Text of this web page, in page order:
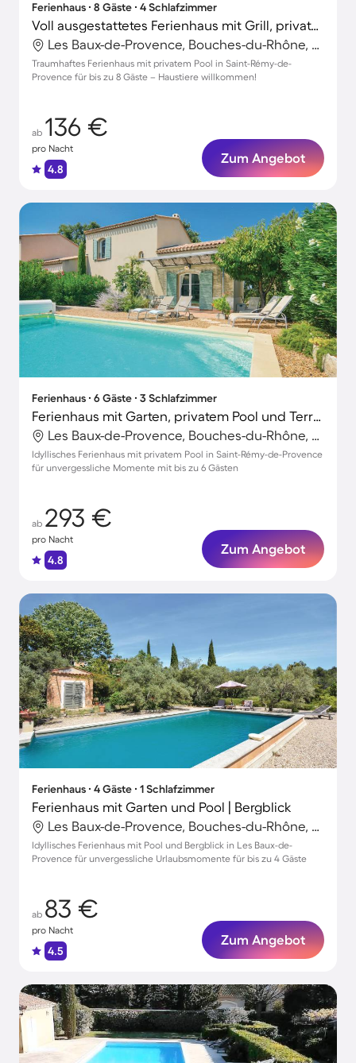
Ferienhaus ∙ 8 Gäste ∙ 4 Schlafzimmer
Voll ausgestattetes Ferienhaus mit Grill, privatem Pool und Terrasse | Haustiere sind willkommen
Les Baux-de-Provence, Bouches-du-Rhône, Frankreich
Traumhaftes Ferienhaus mit privatem Pool in Saint-Rémy-de-
Provence für bis zu 8 Gäste – Haustiere willkommen!
ab 136 €
pro Nacht
4.8
Zum Angebot
Ferienhaus ∙ 6 Gäste ∙ 3 Schlafzimmer
Ferienhaus mit Garten, privatem Pool und Terrasse
Les Baux-de-Provence, Bouches-du-Rhône, Frankreich
Idyllisches Ferienhaus mit privatem Pool in Saint-Rémy-de-Provence
für unvergessliche Momente mit bis zu 6 Gästen
ab 293 €
pro Nacht
4.8
Zum Angebot
Ferienhaus ∙ 4 Gäste ∙ 1 Schlafzimmer
Ferienhaus mit Garten und Pool | Bergblick
Les Baux-de-Provence, Bouches-du-Rhône, Frankreich
Idyllisches Ferienhaus mit Pool und Bergblick in Les Baux-de-
Provence für unvergessliche Urlaubsmomente für bis zu 4 Gäste
ab 83 €
pro Nacht
4.5
Zum Angebot